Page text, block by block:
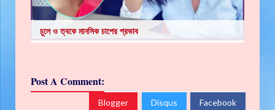
চুলে ও ত্বকে মানসিক চাপের প্রভাব
Post A Comment:
Blogger Disqus Facebook